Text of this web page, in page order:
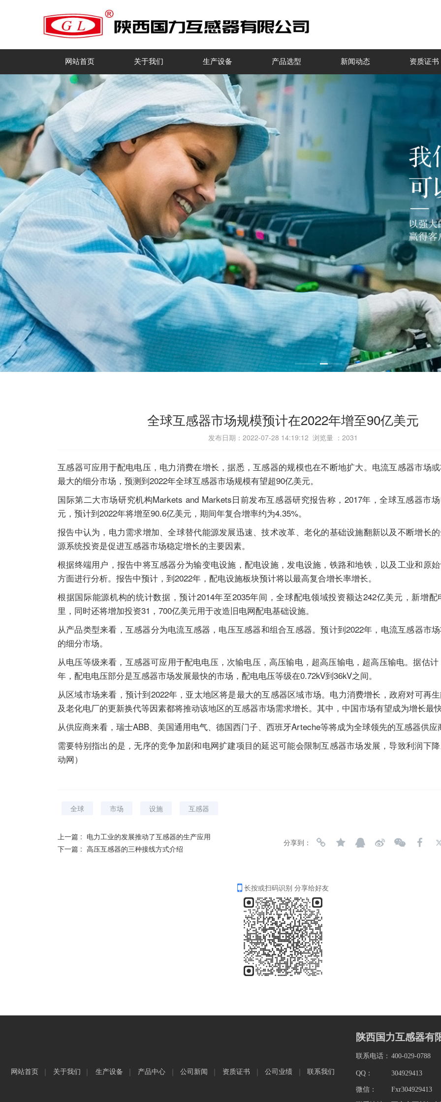
网站首页 关于我们 生产设备 产品选型 新闻动态 资质证书
全球互感器市场规模预计在2022年增至90亿美元
发布日期：2022-07-28 14:19:12 浏览量 ： 2031
互感器可应用于配电电压，电力消费在增长，据悉，互感器的规模也在不断地扩大。电流互感器市场
最大的细分市场，预测到2022年全球互感器市场规模有望超90亿美元。
国际第二大市场研究机构Markets and Markets日前发布互感器研究报告称，2017年，全球互感器市
元，预计到2022年将增至90.6亿美元，期间年复合增率约为4.35%。
报告中认为，电力需求增加、全球替代能源发展迅速、技术改革、老化的基础设施翻新以及不断增长
源系统投资是促进互感器市场稳定增长的主要因素。
根据终端用户，报告中将互感器分为输变电设施，配电设施，发电设施，铁路和地铁，以及工业和原
方面进行分析。报告中预计，到2022年，配电设施板块预计将以最高复合增长率增长。
根据国际能源机构的统计数据，预计2014年至2035年间，全球配电领域投资额达242亿美元，新增配
里，同时还将增加投资31，700亿美元用于改造旧电网配电基础设施。
从产品类型来看，互感器分为电流互感器，电压互感器和组合互感器。预计到2022年，电流互感器市
的细分市场。
从电压等级来看，互感器可应用于配电电压，次输电压，高压输电，超高压输电，超高压输电。据估计
年，配电电压部分是互感器市场发展最快的市场，配电电压等级在0.72kV到36kV之间。
从区域市场来看，预计到2022年，亚太地区将是最大的互感器区域市场。电力消费增长，政府对可再
及老化电厂的更新换代等因素都将推动该地区的互感器市场需求增长。其中，中国市场有望成为增长最
从供应商来看，瑞士ABB、美国通用电气、德国西门子、西班牙Arteche等将成为全球领先的互感器供应
需要特别指出的是，无序的竞争加剧和电网扩建项目的延迟可能会限制互感器市场发展，导致利润下
动网）
全球 市场 设施 互感器
上一篇 : 电力工业的发展推动了互感器的生产应用
下一篇 : 高压互感器的三种接线方式介绍
分享到：
长按或扫码识别 分享给好友
网站首页 关于我们 生产设备 产品中心 公司新闻 资质证书 公司业绩 联系我们
陕西国力互感器有
联系电话：
QQ：
400-029-0788
304929413
微信： Fxr304929413